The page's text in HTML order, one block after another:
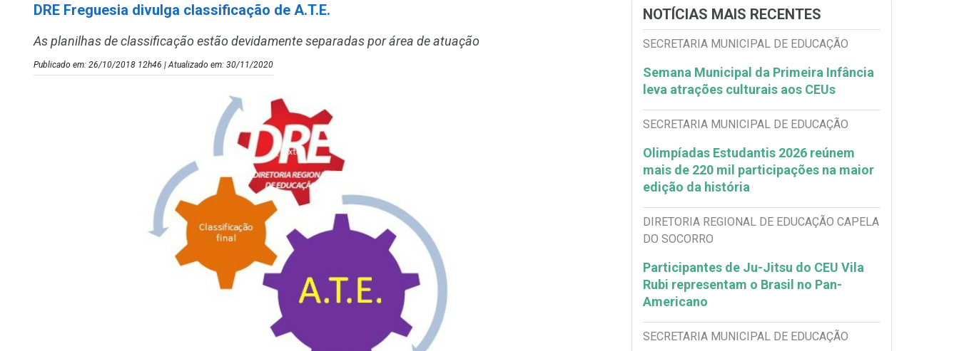
DRE Freguesia divulga classificação de A.T.E.
As planilhas de classificação estão devidamente separadas por área de atuação
Publicado em: 26/10/2018 12h46 | Atualizado em: 30/11/2020
NOTÍCIAS MAIS RECENTES
SECRETARIA MUNICIPAL DE EDUCAÇÃO
Semana Municipal da Primeira Infância
leva atrações culturais aos CEUs
SECRETARIA MUNICIPAL DE EDUCAÇÃO
Olimpíadas Estudantis 2026 reúnem
mais de 220 mil participações na maior
edição da história
DIRETORIA REGIONAL DE EDUCAÇÃO CAPELA
DO SOCORRO
Participantes de Ju-Jitsu do CEU Vila
Rubi representam o Brasil no Pan-
Americano
SECRETARIA MUNICIPAL DE EDUCAÇÃO